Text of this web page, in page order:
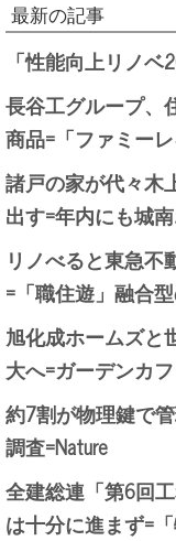
最新の記事
「性能向上リノベ
長谷工グループ、
商品=「ファミー
諸戸の家が代々木
出す=年内にも城
リノべると東急
=「職住遊」融合
旭化成ホームズと
大へ=ガーデンカ
約7割が物理鍵で
調査=Nature
全建総連「第6回
は十分に進まず=